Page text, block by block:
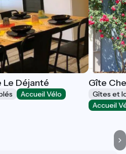
Le Déjanté
Accueil Vélo
Gîte
Gîtes et
Accueil